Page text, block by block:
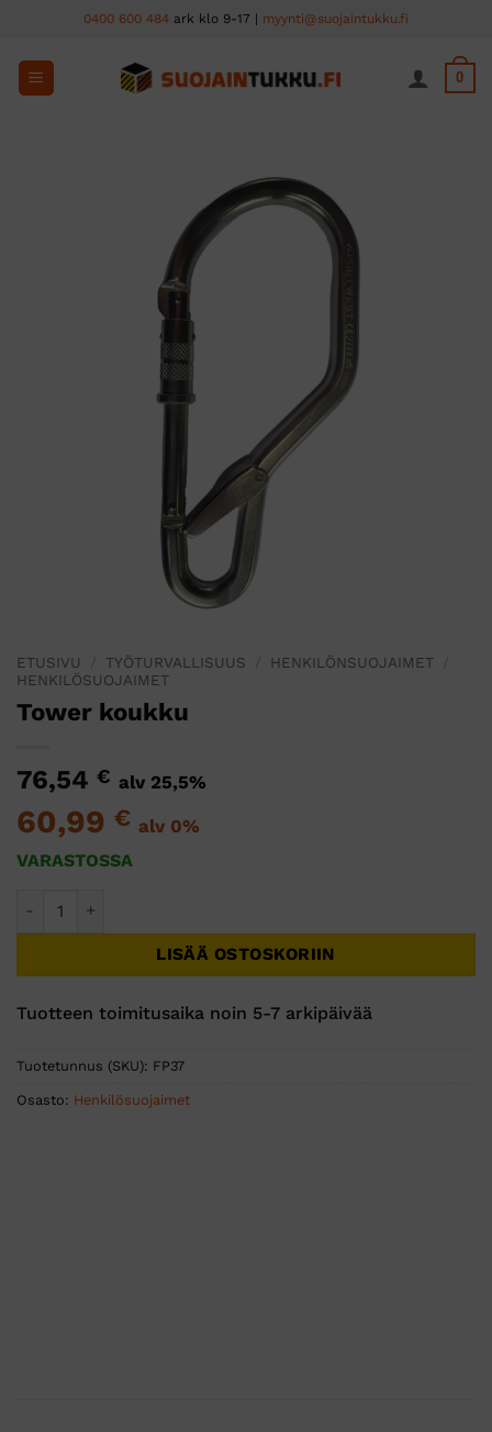
content
0400 600 484 ark klo 9-17 | myynti@suojaintukku.fi
0
ETUSIVU TYÖTURVALLISUUS HENKILÖNSUOJAIMET
HENKILÖSUOJAIMET
Tower koukku
76,54 € alv 25,5%
60,99 € alv 0%
VARASTOSSA
LISÄÄ OSTOSKORIIN
Tuotteen toimitusaika noin 5-7 arkipäivää
Tuotetunnus (SKU): FP37
Osasto: Henkilösuojaimet